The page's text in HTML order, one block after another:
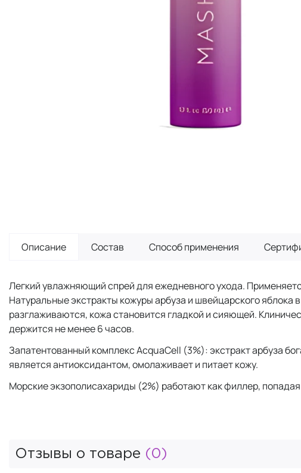
Описание Состав Способ применения
Легкий увлажняющий спрей для ежедневного ухода.
Натуральные экстракты кожуры арбуза и швейцарского
разглаживаются, кожа становится гладкой и сияющей.
держится не менее 6 часов.
Запатентованный комплекс AcquaCell (3%): экстракт арбуза
является антиоксидантом, омолаживает и питает кожу.
Морские экзополисахариды (2%) работают как филлер,
Отзывы о товаре (0)